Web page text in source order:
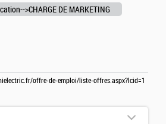
>CHARGE DE MARKETING
offre-de-emploi/liste-offres.aspx?lcid=1